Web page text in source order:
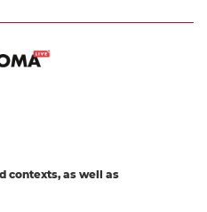
contexts, as well as